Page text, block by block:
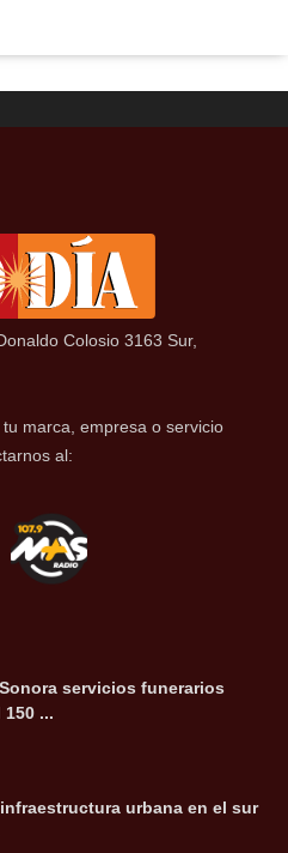
Colosio 3163 Sur,
marca, empresa o servicio
al:
servicios funerarios
...
urbana en el sur